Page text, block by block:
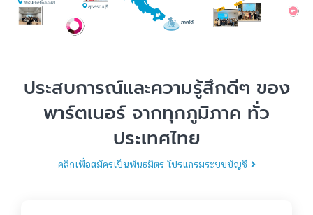
ประสบการณ์และความรู้สึกดีๆ ของ
พาร์ตเนอร์ จากทุกภูมิภาค ทั่ว
ประเทศไทย
คลิกเพื่อสมัครเป็นพันธมิตร โปรแกรมระบบบัญชี